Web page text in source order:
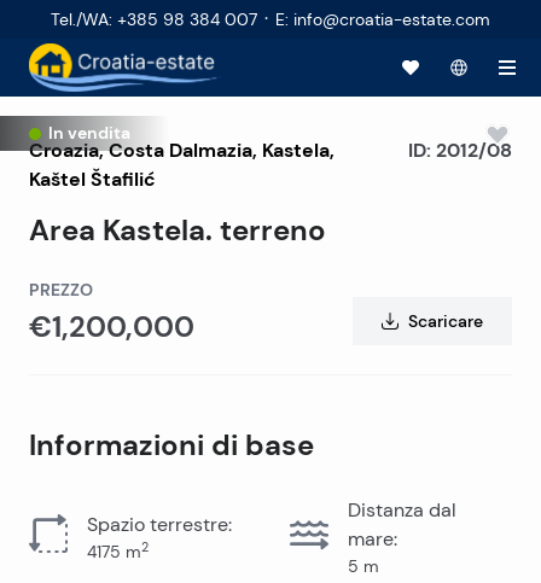
Tel./WA: +385 98 384 007 · E: info@croatia-estate.com
In vendita
Croazia,Costa Dalmazia, Kastela,
Kaštel Štafilić
Area Kastela. terreno
ID: 2012/08
PREZZO
€1,200,000 Scaricare
Informazioni di base
Spazio terrestre:
4175 m2
Distanza dal
mare:
5 m